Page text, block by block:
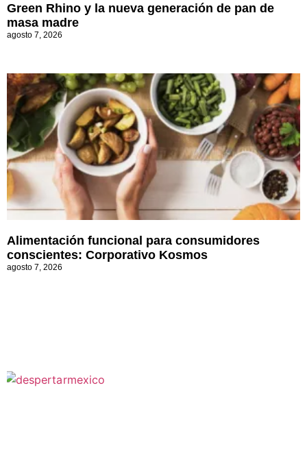
Green Rhino y la nueva generación de pan de
masa madre
agosto 7, 2026
Alimentación funcional para consumidores
conscientes: Corporativo Kosmos
agosto 7, 2026